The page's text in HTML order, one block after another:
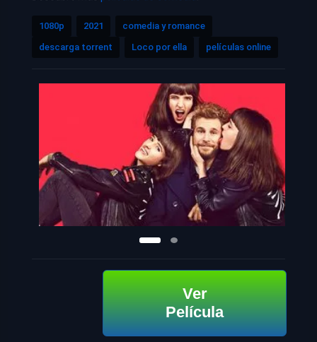
1080p 2021
comedia y romance
descarga torrent
Loco por ella películas online
Ver
Película